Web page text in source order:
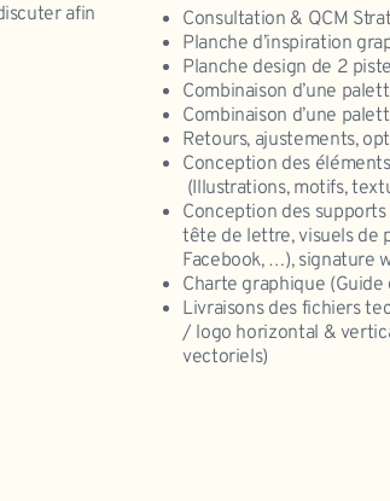
afin
Consultation & QCM
Planche d’inspiration
Planche design de 2
Combinaison d’une
Combinaison d’une
Retours, ajustements,
Conception des
(Illustrations, motifs,
Conception des
tête de lettre, visuels de
Facebook, …), signature
Charte graphique (Guide
Livraisons des fichiers
/ logo horizontal &
vectoriels)